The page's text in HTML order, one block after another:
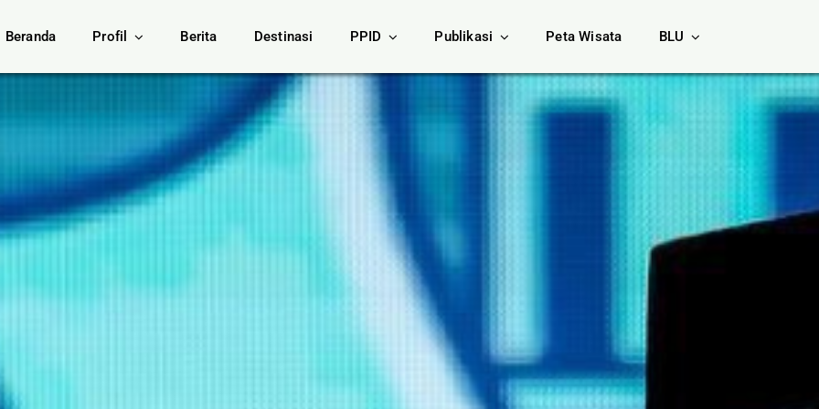
Beranda Profil Berita Destinasi PPID Publikasi Peta Wisata BLU